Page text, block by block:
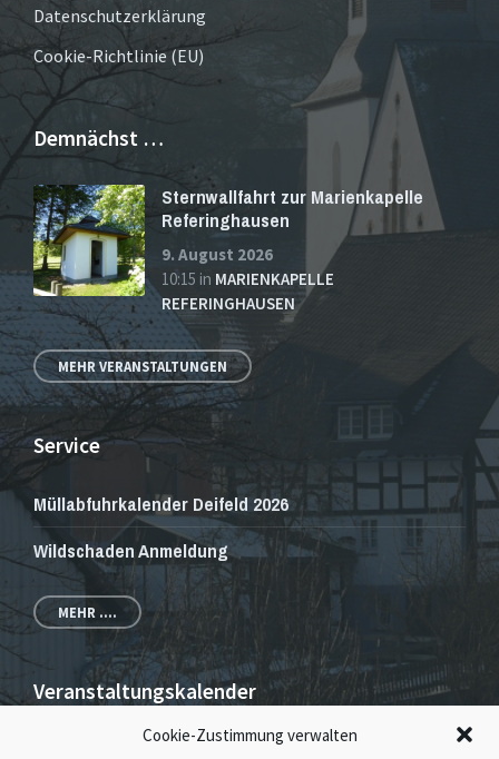
Cookie-Zustimmung verwalten
Datenschutzerklärung
Cookie-Richtlinie (EU)
Demnächst …
Sternwallfahrt zur Marienkapelle
Referinghausen
9. August 2026
10:15 in MARIENKAPELLE
REFERINGHAUSEN
MEHR VERANSTALTUNGEN
Service
Müllabfuhrkalender Deifeld 2026
Wildschaden Anmeldung
MEHR ....
Veranstaltungskalender
Veranstaltungen und Gottesdienste